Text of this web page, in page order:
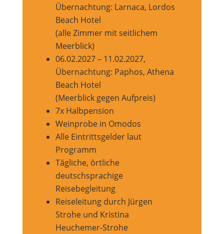
Übernachtung: Larnaca, Lordos
Beach Hotel
(alle Zimmer mit seitlichem
Meerblick)
06.02.2027 – 11.02.2027,
Übernachtung: Paphos, Athena
Beach Hotel
(Meerblick gegen Aufpreis)
7x Halbpension
Weinprobe in Omodos
Alle Eintrittsgelder laut
Programm
Tägliche, örtliche
deutschsprachige
Reisebegleitung
Reiseleitung durch Jürgen
Strohe und Kristina
Heuchemer-Strohe